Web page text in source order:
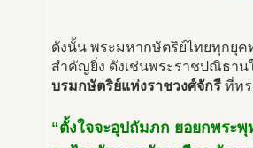
ดังนั้น พระมหากษัตริย์ไทยทุกยุค
สำคัญยิ่ง ดังเช่นพระราชปณิธาน
บรมกษัตริย์แห่งราชวงศ์จักรี ที่ท
“ตั้งใจจะอุปถัมภก ยอยกพระ